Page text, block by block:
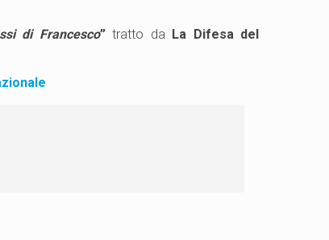
di Francesco” tratto daLa Difesa del